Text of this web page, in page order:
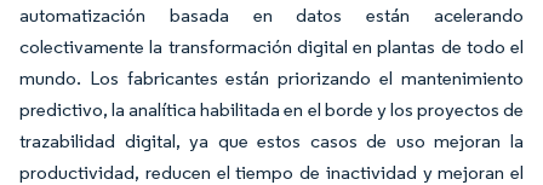
automatización basada en datos están acelerando
colectivamente la transformación digital en plantas de todo el
mundo. Los fabricantes están priorizando el mantenimiento
predictivo, la analítica habilitada en el borde y los proyectos de
trazabilidad digital, ya que estos casos de uso mejoran la
productividad, reducen el tiempo de inactividad y mejoran el